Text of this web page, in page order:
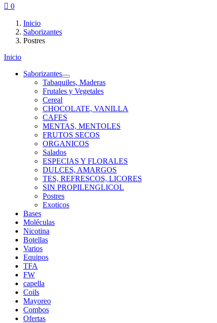
 0
Inicio
Saborizantes
Postres
Inicio
Saborizantes
Tabaquiles, Maderas
Frutales y Vegetales
Cereal
CHOCOLATE, VANILLA
CAFES
MENTAS, MENTOLES
FRUTOS SECOS
ORGANICOS
Salados
ESPECIAS Y FLORALES
DULCES, AMARGOS
TES, REFRESCOS, LICORES
SIN PROPILENGLICOL
Postres
Exoticos
Bases
Moléculas
Nicotina
Botellas
Varios
Equipos
TFA
FW
capella
Coils
Mayoreo
Combos
Ofertas